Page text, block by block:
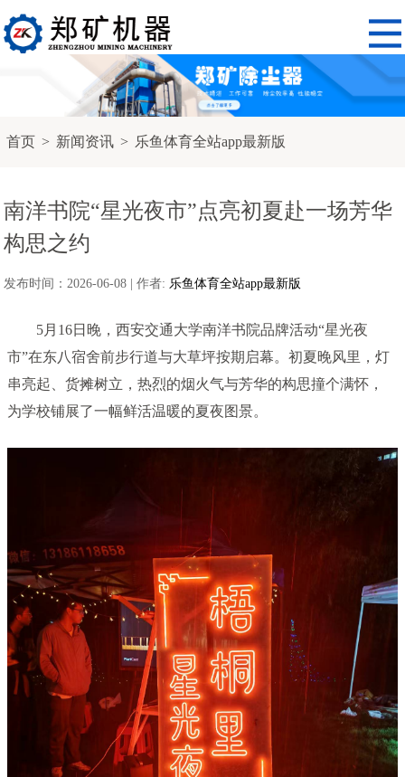
首页 > 新闻资讯 > 乐鱼体育全站app最新版
南洋书院“星光夜市”点亮初夏赴一场芳华
构思之约
发布时间：2026-06-08 | 作者: 乐鱼体育全站app最新版
5月16日晚，西安交通大学南洋书院品牌活动“星光夜
市”在东八宿舍前步行道与大草坪按期启幕。初夏晚风里，灯
串亮起、货摊树立，热烈的烟火气与芳华的构思撞个满怀，
为学校铺展了一幅鲜活温暖的夏夜图景。